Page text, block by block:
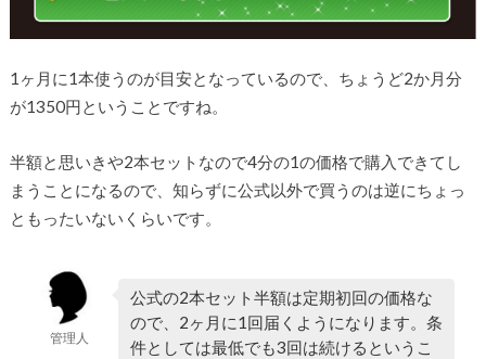
1ヶ月に1本使うのが目安となっているので、ちょうど2か月分
が1350円ということですね。
半額と思いきや2本セットなので4分の1の価格で購入できてし
まうことになるので、知らずに公式以外で買うのは逆にちょっ
ともったいないくらいです。
管理人
公式の2本セット半額は定期初回の価格な
ので、2ヶ月に1回届くようになります。条
件としては最低でも3回は続けるというこ